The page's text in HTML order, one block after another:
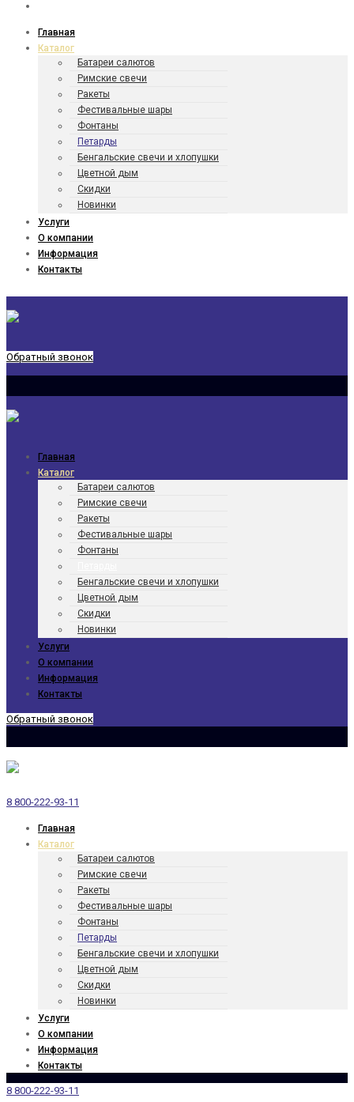
Главная
Каталог
Батареи салютов
Римские свечи
Ракеты
Фести­валь­ные шары
Фонтаны
Петарды
Бенгаль­ские свечи и хлопушки
Цветной дым
Скидки
Новинки
Услуги
О компании
Информация
Контакты
Обратный звонок
Главная
Каталог
Батареи салютов
Римские свечи
Ракеты
Фести­валь­ные шары
Фонтаны
Бенгаль­ские свечи и хлопушки
Цветной дым
Скидки
Новинки
Услуги
О компании
Информация
Контакты
Обратный звонок
8 800-222-93-11
Главная
Каталог
Батареи салютов
Римские свечи
Ракеты
Фести­валь­ные шары
Фонтаны
Петарды
Бенгаль­ские свечи и хлопушки
Цветной дым
Скидки
Новинки
Услуги
О компании
Информация
Контакты
8 800-222-93-11